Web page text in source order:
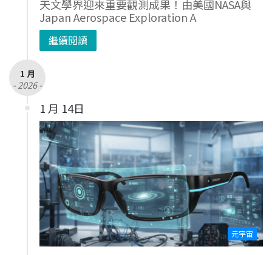
天文學界迎來重要觀測成果！由美國NASA與
Japan Aerospace Exploration A
繼續閱讀
1 月
- 2026 -
1 月 14日
元宇宙